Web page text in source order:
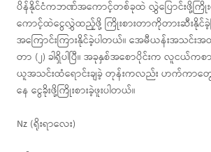
ပိန်နိုင်ငံကဘဏ်အကောင့်တစ်ခုထဲ လွှဲပြောင်းဖို့ကြို
ကောင့်ထဲငွေလွှဲထည့်ဖို့ ကြိုးစားတာကိုတားဆီးနိုင်
အကြောင်းကြားနိုင်ခဲ့ပါတယ်။ အေမီယန်းအသင်
တာ (၂) ခါရှိပါပြီ။ အခုနှစ်အစောပိုင်းက လူငယ်က
ယူအသင်းထံရောင်းချခဲ့ တုန်းကလည်း ဟက်က
နေ ငွေခိုးဖို့ကြိုးစားခဲ့ဖူးပါတယ်။
Nz (ရိုးရာလေး)